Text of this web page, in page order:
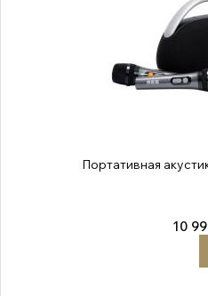
Портативная
10